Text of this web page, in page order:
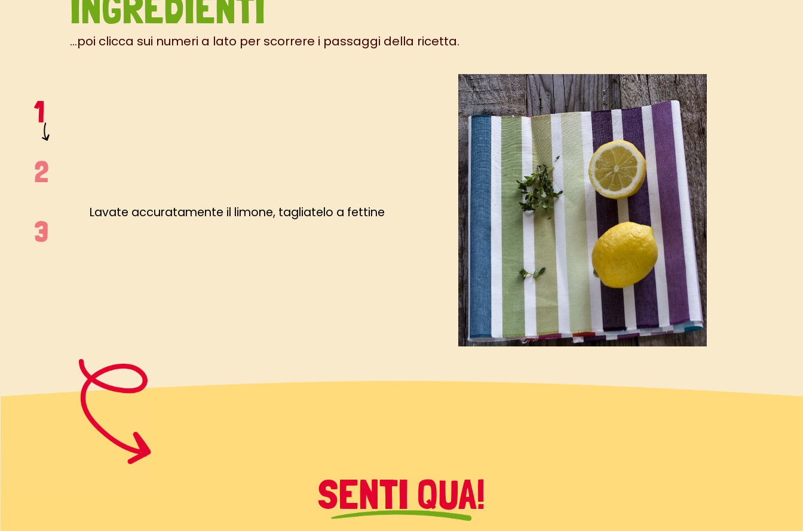
...poi clicca sui numeri a lato per scorrere i passaggi della ricetta.
Lavate accuratamente il limone, tagliatelo a fettine
Tagliate il petto di pollo a bocconcini, infarinateli e rosolateli
nella tajine con un filo d’olio fino ad ottenere una crosticina in
superficie. Posizionate il limone, aggiungete le olive ed il timo
SENTI QUA!